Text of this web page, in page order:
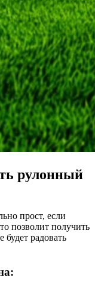
рулонный
прост, если
позволит получить
будет радовать